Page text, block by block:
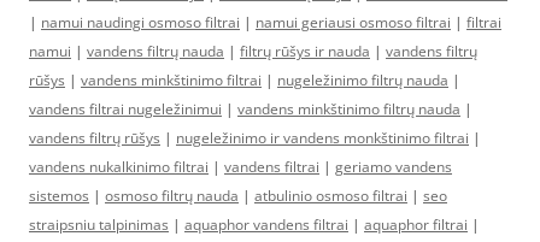
| namui naudingi osmoso filtrai | namui geriausi osmoso filtrai | filtrai
namui | vandens filtrų nauda | filtrų rūšys ir nauda | vandens filtrų
rūšys | vandens minkštinimo filtrai | nugeležinimo filtrų nauda |
vandens filtrai nugeležinimui | vandens minkštinimo filtrų nauda |
vandens filtrų rūšys | nugeležinimo ir vandens monkštinimo filtrai |
vandens nukalkinimo filtrai | vandens filtrai | geriamo vandens
sistemos | osmoso filtrų nauda | atbulinio osmoso filtrai | seo
straipsniu talpinimas | aquaphor vandens filtrai | aquaphor filtrai |